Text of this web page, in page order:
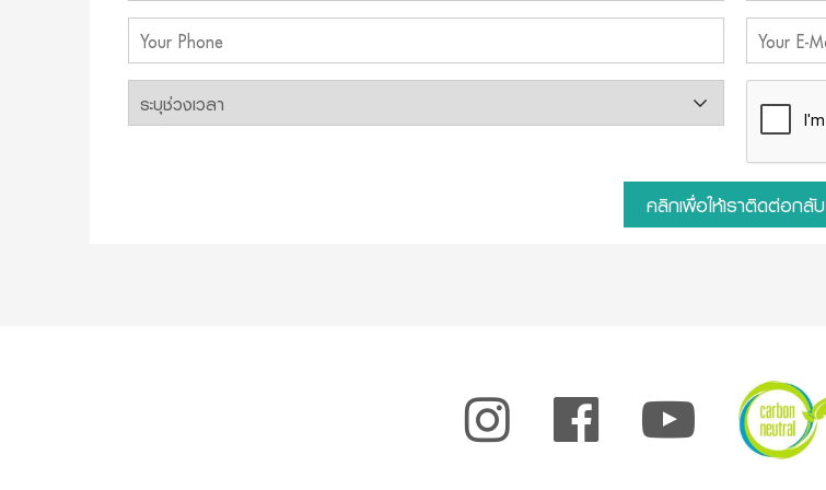
คลิกเพื่อให้เราติดต่อกลับ